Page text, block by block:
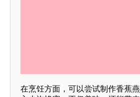
在烹饪方面，可以尝试制作香蕉